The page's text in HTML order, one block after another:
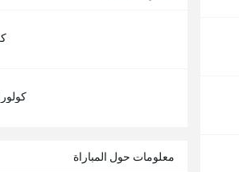
معلومات حول المباراة